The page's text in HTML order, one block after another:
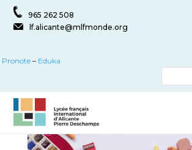
965 262 508
lf.alicante@mlfmonde.org
Pronote – Eduka